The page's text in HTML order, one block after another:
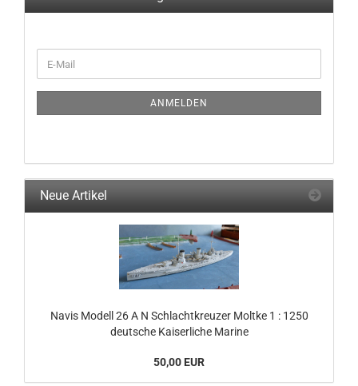
ZUR
E-
Mail
ANMELDEN
Neue Artikel
Navis Modell 26 A N Schlachtkreuzer Moltke 1 : 1250
deutsche Kaiserliche Marine
50,00 EUR